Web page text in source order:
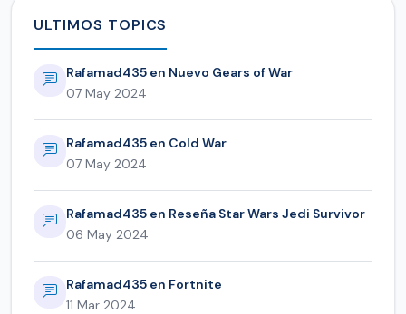
ULTIMOS TOPICS
Rafamad435 en Nuevo Gears of War
07 May 2024
Rafamad435 en Cold War
07 May 2024
Rafamad435 en Reseña Star Wars Jedi Survivor
06 May 2024
Rafamad435 en Fortnite
11 Mar 2024